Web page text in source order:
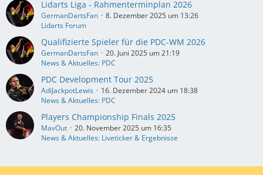
Lidarts Liga - Rahmenterminplan 2026
GermanDartsFan
8. Dezember 2025 um 13:26
Lidarts Forum
Qualifizierte Spieler für die PDC-WM 2026
GermanDartsFan
20. Juni 2025 um 21:19
News & Aktuelles: PDC
PDC Development Tour 2025
AdiJackpotLewis
16. Dezember 2024 um 18:38
News & Aktuelles: PDC
Players Championship Finals 2025
MavOut
20. November 2025 um 16:35
News & Aktuelles: Liveticker & Ergebnisse